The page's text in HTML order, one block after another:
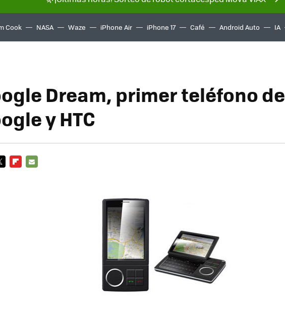
Cook NASA Waze iPhone Air iPhone 17 Café Android Auto IA
Dream, primer teléfono de
y HTC